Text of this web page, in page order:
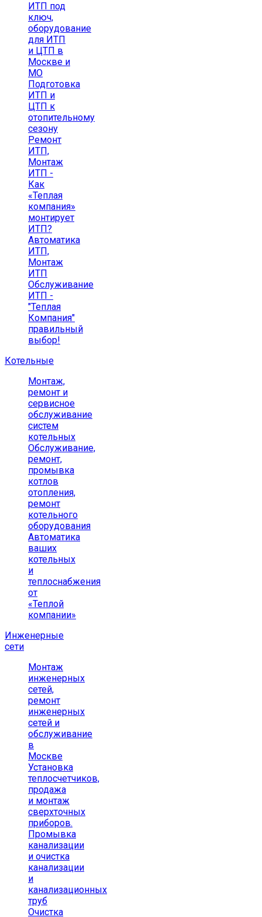
ИТП под
ключ,
оборудование
для ИТП
и ЦТП в
Москве и
МО
Подготовка
ИТП и
ЦТП к
отопительному
сезону
Ремонт
ИТП,
Монтаж
ИТП -
Как
«Теплая
компания»
монтирует
ИТП?
Автоматика
ИТП,
Монтаж
ИТП
Обслуживание
ИТП -
"Теплая
Компания"
правильный
выбор!
Котельные
Монтаж,
ремонт и
сервисное
обслуживание
систем
котельных
Обслуживание,
ремонт,
промывка
котлов
отопления,
ремонт
котельного
оборудования
Автоматика
ваших
котельных
и
теплоснабжения
от
«Теплой
компании»
Инженерные
сети
Монтаж
инженерных
сетей,
ремонт
инженерных
сетей и
обслуживание
в
Москве
Установка
теплосчетчиков,
продажа
и монтаж
сверхточных
приборов.
Промывка
канализации
и очистка
канализации
и
канализационных
труб
Очистка